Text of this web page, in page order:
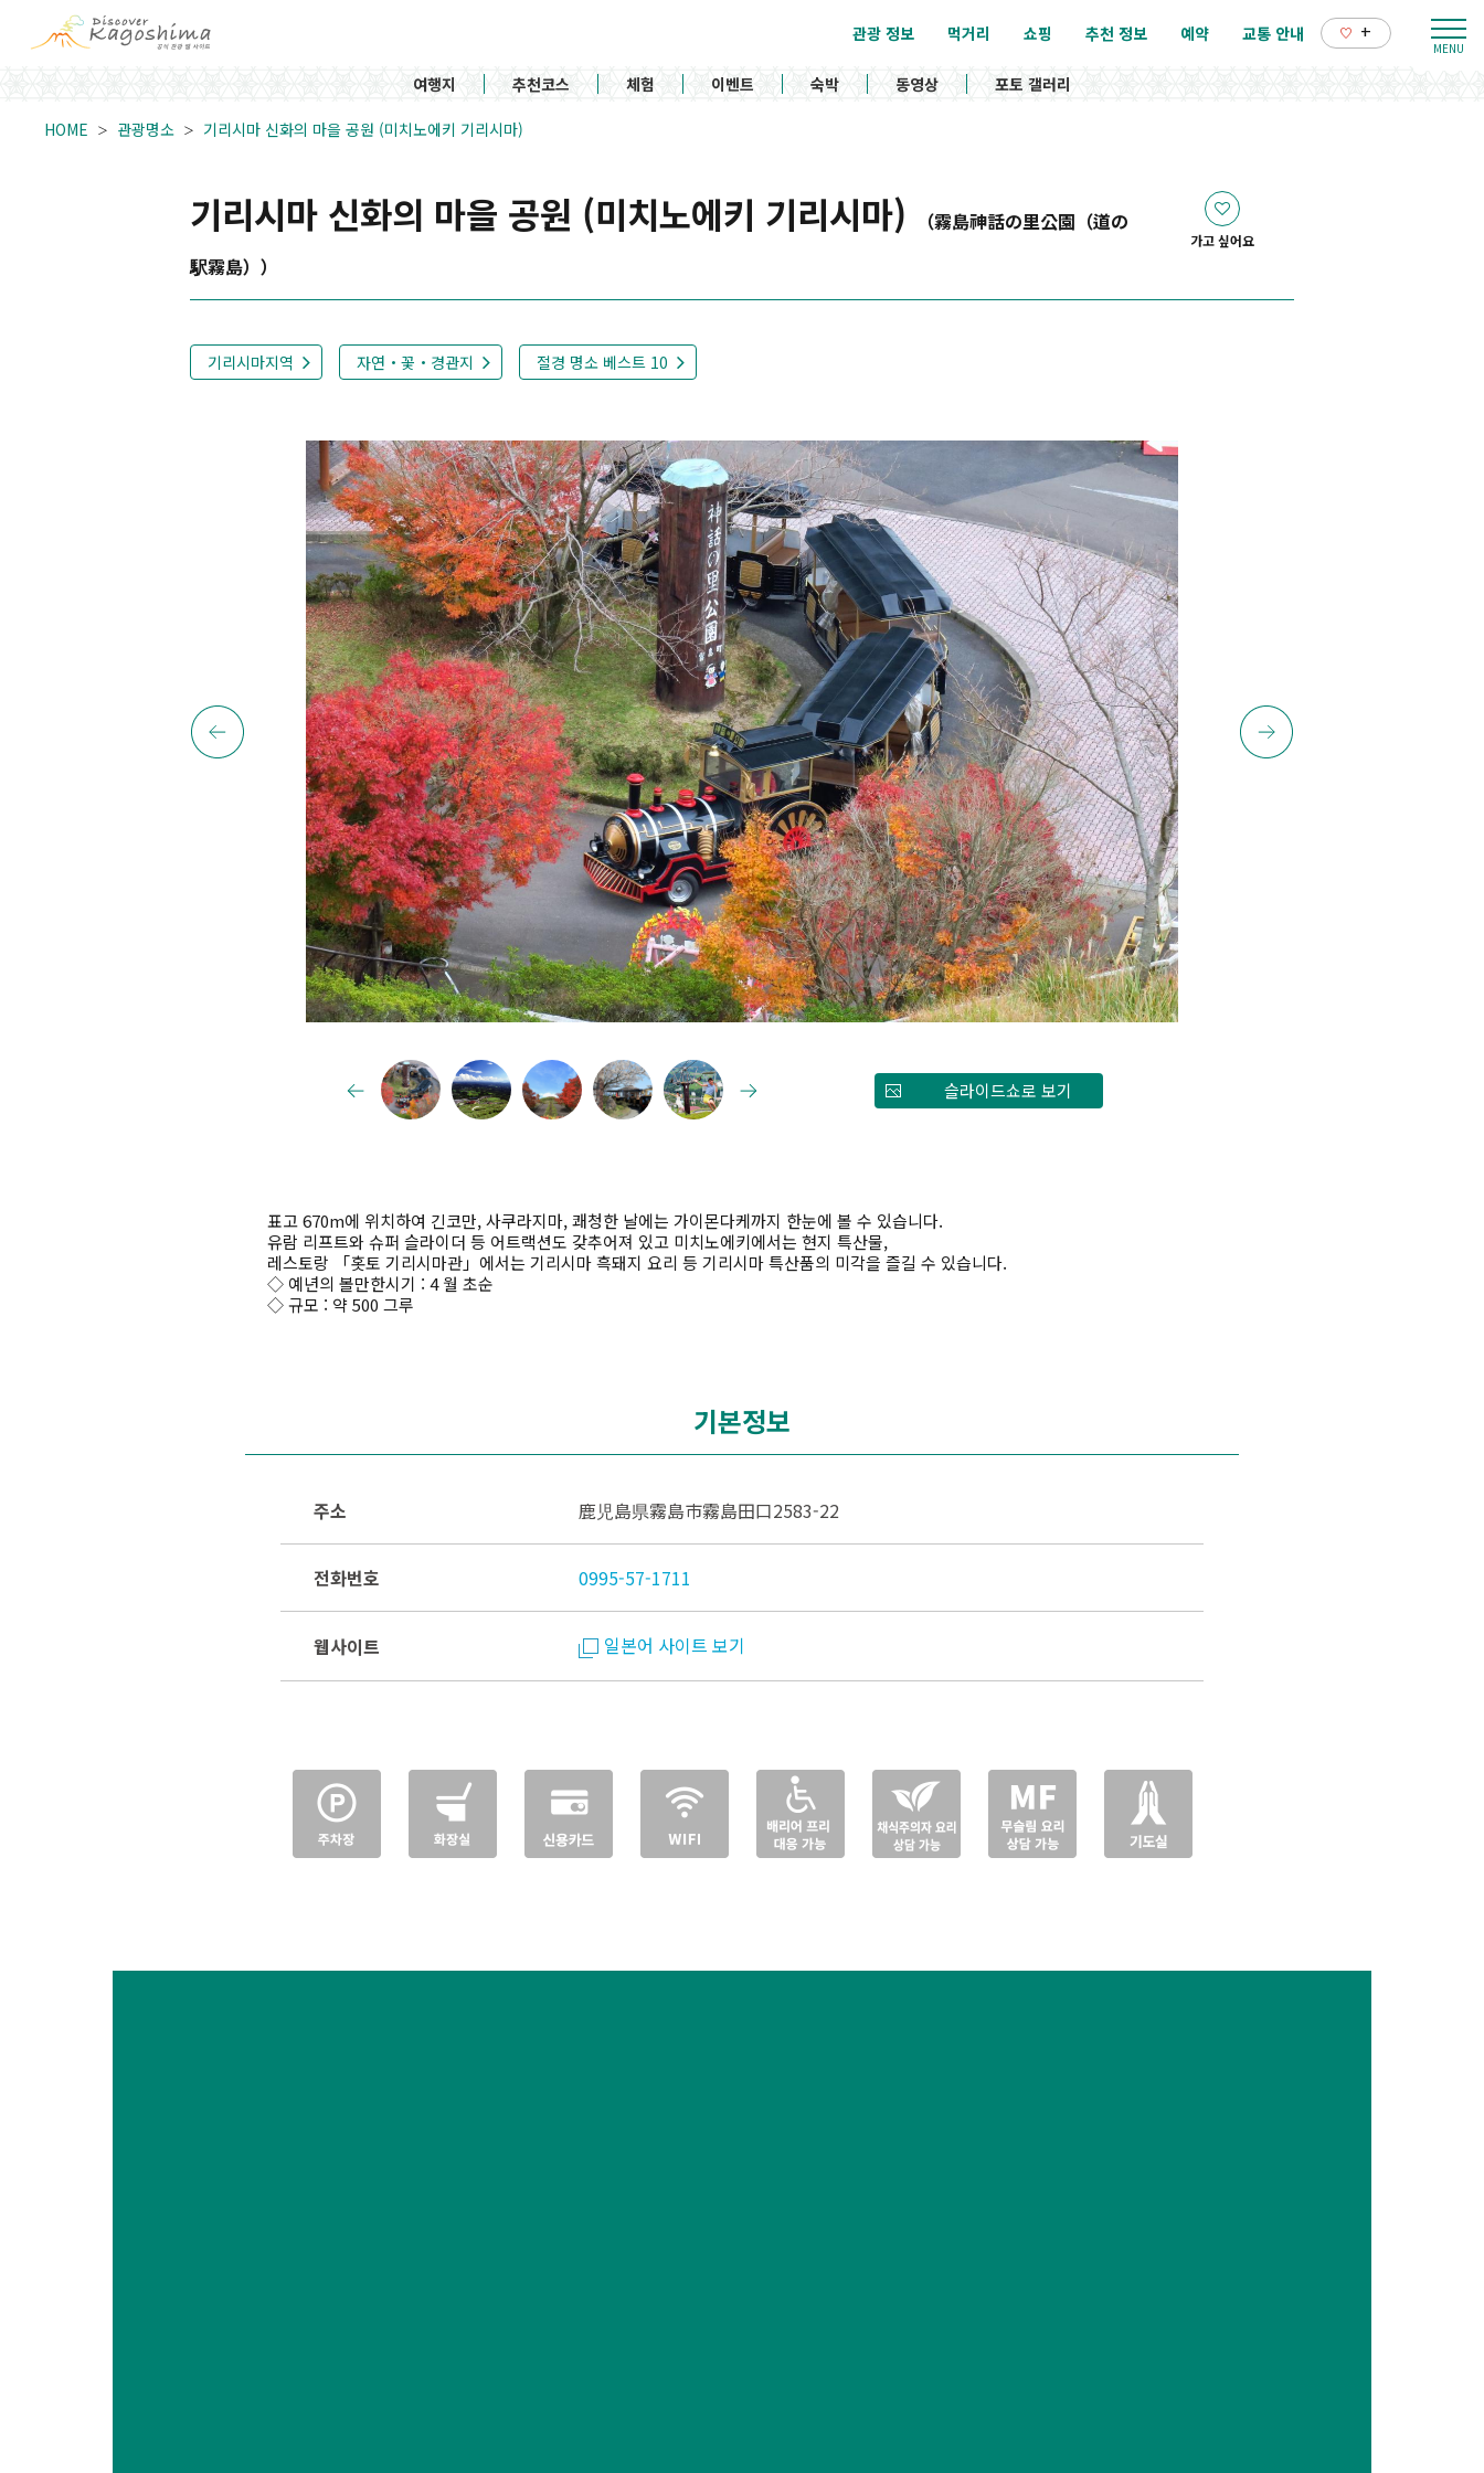
관광 정보 먹거리 쇼핑 추천 정보 예약 교통 안내 +
여행지 추천코스 체험 이벤트 숙박 동영상 포토 갤러리
HOME 관광명소 기리시마 신화의 마을 공원 (미치노에키 기리시마)
기리시마 신화의 마을 공원 (미치노에키 기리시마)
（霧島神話の里公園（道の
駅霧島））
가고 싶어요
기리시마지역 자연・꽃・경관지 절경 명소 베스트 10
슬라이드쇼로 보기
표고 670m에 위치하여 긴코만, 사쿠라지마, 쾌청한 날에는 가이몬다케까지 한눈에 볼 수 있습니다.
유람 리프트와 슈퍼 슬라이더 등 어트랙션도 갖추어져 있고 미치노에키에서는 현지 특산물,
레스토랑 「홋토 기리시마관」에서는 기리시마 흑돼지 요리 등 기리시마 특산품의 미각을 즐길 수 있습니다.
◇ 예년의 볼만한시기 : 4 월 초순
◇ 규모 : 약 500 그루
기본정보
주소 鹿児島県霧島市霧島田口2583-22
전화번호 0995-57-1711
웹사이트 일본어 사이트 보기